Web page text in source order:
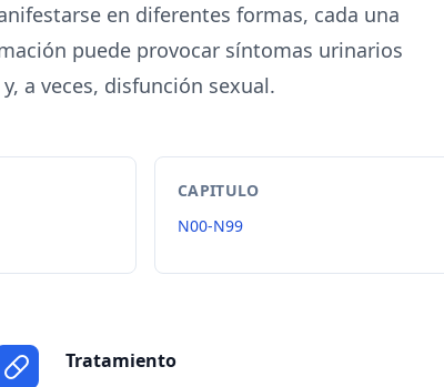
en diferentes formas, cada una
puede provocar síntomas urinarios
a veces, disfunción sexual.
CAPITULO
N00-N99
Tratamiento